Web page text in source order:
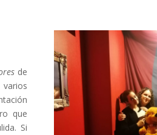
de
que
Si